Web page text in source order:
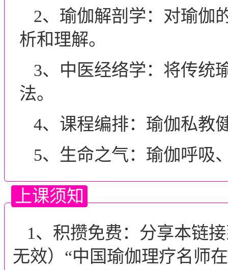
2、瑜伽解剖学：对瑜伽
析和理解。
3、中医经络学：将传统
法。
4、课程编排：瑜伽私教
5、生命之气：瑜伽呼吸
上课须知
1、积攒免费：分享本链
无效）“中国瑜伽理疗名师